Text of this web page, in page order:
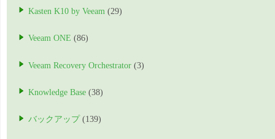
Kasten K10 by Veeam (29)
Veeam ONE (86)
Veeam Recovery Orchestrator (3)
Knowledge Base (38)
バックアップ (139)